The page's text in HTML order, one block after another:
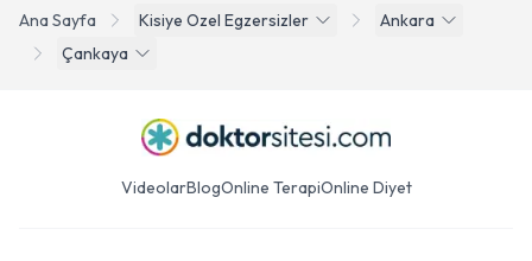
Ana Sayfa Kisiye Ozel Egzersizler
Ankara
Çankaya
VideolarBlogOnline TerapiOnline Diyet